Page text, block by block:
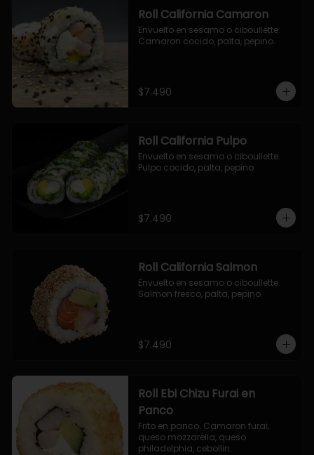
Roll California Camaron
Envuelto en sesamo o ciboullette.
Camaron cocido, palta, pepino.
$7.490
Roll California Pulpo
Envuelto en sesamo o ciboullette.
Pulpo cocido, palta, pepino.
$7.490
Roll California Salmon
Envuelto en sesamo o ciboullette.
Salmon fresco, palta, pepino.
$7.490
Roll Ebi Chizu Furai en
Panco
Frito en panco. Camaron furai,
queso mozzarella, queso
philadelphia, cebollin.